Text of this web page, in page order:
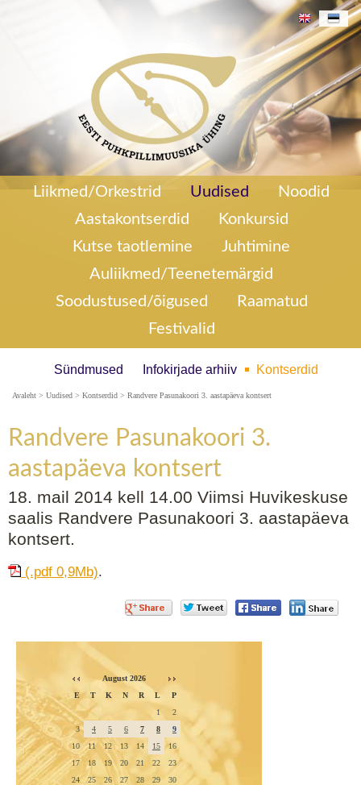
18. mail 2014 kell 14. 00 Viimsi Huvikeskuse
kontsert. pdf 0,9Mb)Randvere Pasunakoori 3.
aastapäeva kontsert
Liikmed/Orkestrid Uudised
Noodid
Aastakontserdid
Konkursid
Kutse taotlemine
Juhtimine
Auliikmed/Teenetemärgid
Soodustused/õigused
Raamatud
Festivalid
Sündmused Infokirjade arhiiv Kontserdid
Avaleht > Uudised > Kontserdid > Randvere Pasunakoori 3. aastapäeva kontsert
Randvere Pasunakoori 3.
aastapäeva kontsert
18. mail 2014 kell 14.00 Viimsi Huvikeskuse
saalis Randvere Pasunakoori 3. aastapäeva
kontsert.
(.pdf 0,9Mb).
August 2026
E
T K N R L
P
1
2
3
4 5 6 7 8
9
10
11 12 13 14 15
16
17
18 19 20 21 22
23
24
25 26 27 28 29
30